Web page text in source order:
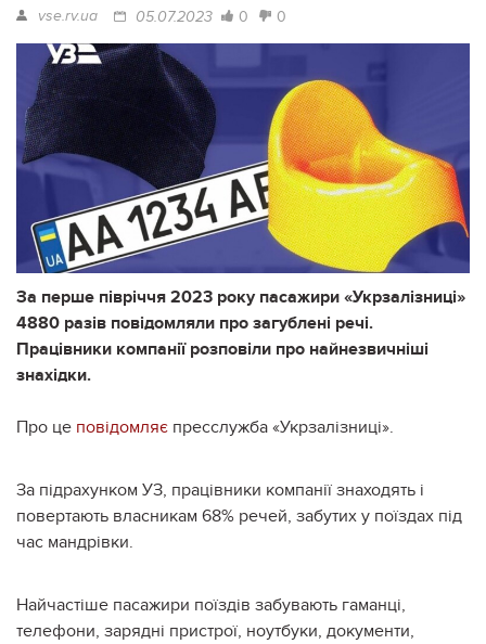
vse.rv.ua 05.07.2023 0 0
За перше півріччя 2023 року пасажири «Укрзалізниці»
4880 разів повідомляли про загублені речі.
Працівники компанії розповіли про найнезвичніші
знахідки.
Про це повідомляє пресслужба «Укрзалізниці».
За підрахунком УЗ, працівники компанії знаходять і
повертають власникам 68% речей, забутих у поїздах під
час мандрівки.
Найчастіше пасажири поїздів забувають гаманці,
телефони, зарядні пристрої, ноутбуки, документи,